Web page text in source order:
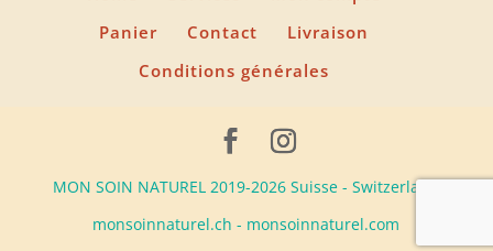
Les
options
Panier
Contact
Livraison
Conditions générales
MON SOIN NATUREL 2019-2026 Suisse - Switzerland
monsoinnaturel.ch - monsoinnaturel.com